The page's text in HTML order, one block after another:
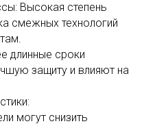
Высокая степень
смежных технологий
длинные сроки
защиту и влияют на
могут снизить